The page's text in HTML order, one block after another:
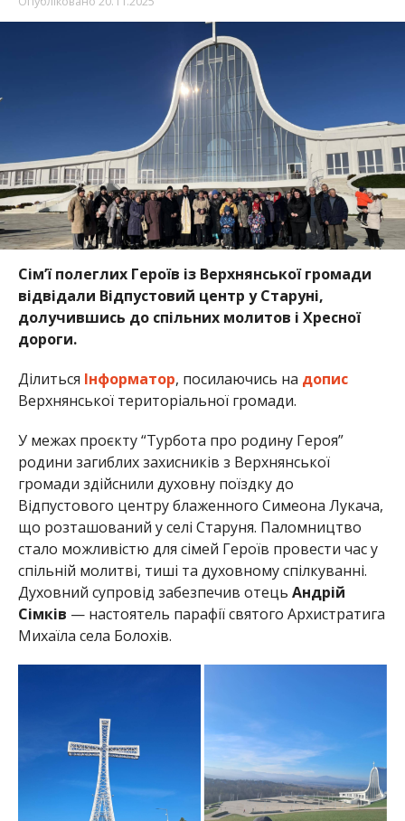
Сім’ї полеглих Героїв із Верхнянської громади
відвідали Відпустовий центр у Старуні,
долучившись до спільних молитов і Хресної
дороги.
Ділиться Інформатор, посилаючись на допис
Верхнянської територіальної громади.
У межах проєкту “Турбота про родину Героя”
родини загиблих захисників з Верхнянської
громади здійснили духовну поїздку до
Відпустового центру блаженного Симеона Лукача,
що розташований у селі Старуня. Паломництво
стало можливістю для сімей Героїв провести час у
спільній молитві, тиші та духовному спілкуванні.
Духовний супровід забезпечив отець Андрій
Сімків — настоятель парафії святого Архистратига
Михаїла села Болохів.